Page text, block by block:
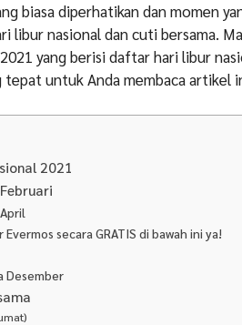
biasa diperhatikan dan momen
libur nasional dan cuti bersama.
yang berisi daftar hari libur
tepat untuk Anda membaca artikel
2021
secara GRATIS di bawah ini ya!
Desember